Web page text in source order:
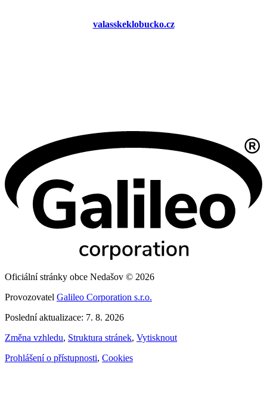
valasskeklobucko.cz
Oficiální stránky obce Nedašov © 2026
Provozovatel Galileo Corporation s.r.o.
Poslední aktualizace: 7. 8. 2026
Změna vzhledu, Struktura stránek, Vytisknout
Prohlášení o přístupnosti, Cookies